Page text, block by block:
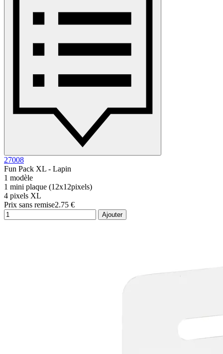
27008
Fun Pack XL - Lapin
1 modèle
1 mini plaque (12x12pixels)
4 pixels XL
Prix sans remise2.75 €
Ajouter